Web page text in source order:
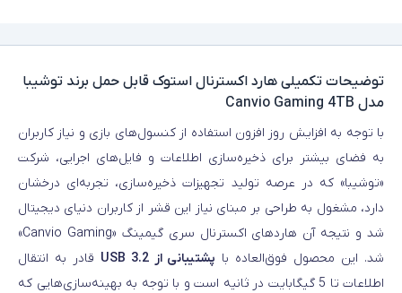
توضیحات تکمیلی هارد اکسترنال استوک قابل حمل برند توشیبا
مدل Canvio Gaming 4TB
با توجه به افزایش روز افزون استفاده از کنسول‌های بازی و نیاز کاربران
به فضای بیشتر برای ذخیره‌سازی اطلاعات و فایل‌های اجرایی، شرکت
«توشیبا» که در عرصه تولید تجهیزات ذخیره‌سازی، تجربه‌ای درخشان
دارد، مشغول به طراحی بر مبنای نیاز این قشر از کاربران دنیای دیجیتال
شد و نتیجه آن هاردهای اکسترنال سری گیمینگ «Canvio Gaming»
شد. این محصول فوق‌العاده با پشتیبانی از USB 3.2
قادر به انتقال
اطلاعات تا 5 گیگابایت در ثانیه است و با توجه به بهینه‌سازی‌هایی که